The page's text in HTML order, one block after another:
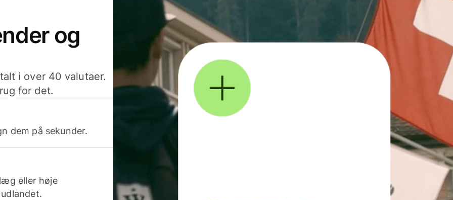
og
i over 40 valutaer.
for det.
dem på sekunder.
eller høje